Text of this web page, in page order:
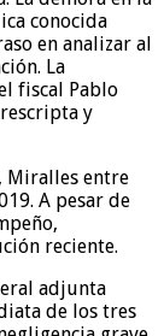
conocida
en analizar al
La
fiscal Pablo
y
Miralles entre
A pesar de
reciente.
adjunta
de los tres